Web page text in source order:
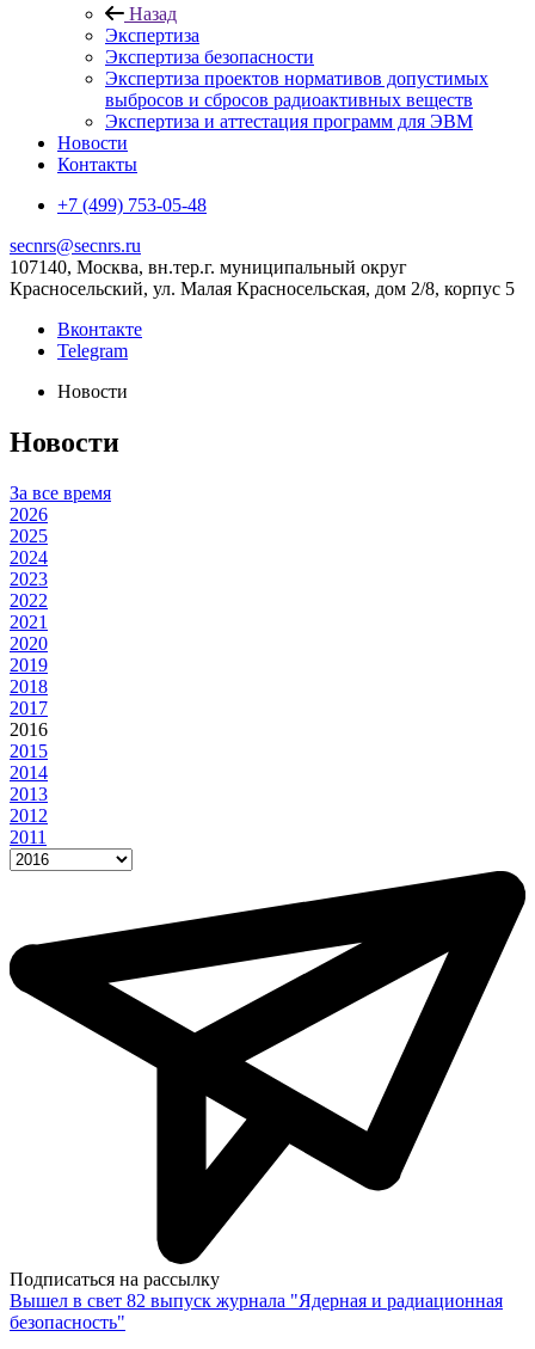
Назад
Экспертиза
Экспертиза безопасности
Экспертиза проектов нормативов допустимых
выбросов и сбросов радиоактивных веществ
Экспертиза и аттестация программ для ЭВМ
Новости
Контакты
+7 (499) 753-05-48
secnrs@secnrs.ru
107140, Москва, вн.тер.г. муниципальный округ
Красносельский, ул. Малая Красносельская, дом 2/8, корпус 5
Вконтакте
Telegram
Новости
Новости
За все время
2026
2025
2024
2023
2022
2021
2020
2019
2018
2017
2016
2015
2014
2013
2012
2011
Подписаться на рассылку
Вышел в свет 82 выпуск журнала "Ядерная и радиационная
безопасность"